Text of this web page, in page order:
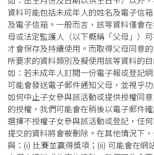
資料可能包括未成年人的姓名及電子信
及電子信箱。一般而言，該等資料僅會
母或法定監護人（以下概稱「父母」）
才會保存及持續使用。而取得父母同意
所要求的資料類別及擬使用該等資料的
如：若未成年人訂閱一份電子報或登記
可能會發送電子郵件通知父母，並視乎
如何中止子女參與該活動或提供授權同
的授權，我們可能會在稍後以電子郵件
選擇不授權子女參與該活動或登記，任
提交的資料將會被刪除。在其他情況下
與：(i) 比賽並贏得獎項；(ii) 可能會在網